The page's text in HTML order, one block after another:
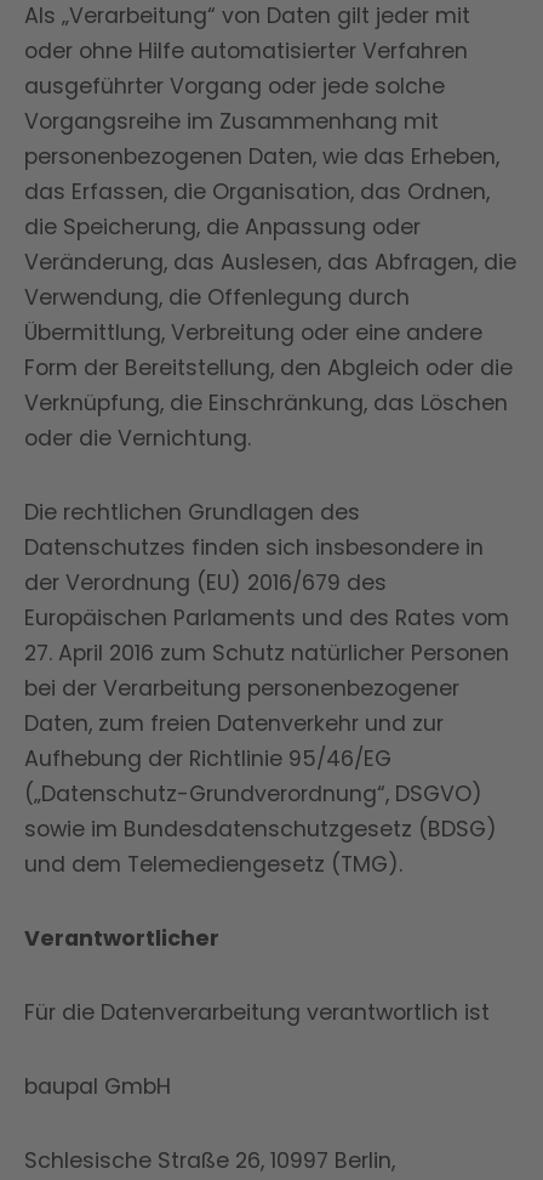
Als „Verarbeitung“ von Daten gilt jeder mit
oder ohne Hilfe automatisierter Verfahren
ausgeführter Vorgang oder jede solche
Vorgangsreihe im Zusammenhang mit
personenbezogenen Daten, wie das Erheben,
das Erfassen, die Organisation, das Ordnen,
die Speicherung, die Anpassung oder
Veränderung, das Auslesen, das Abfragen, die
Verwendung, die Offenlegung durch
Übermittlung, Verbreitung oder eine andere
Form der Bereitstellung, den Abgleich oder die
Verknüpfung, die Einschränkung, das Löschen
oder die Vernichtung.
Die rechtlichen Grundlagen des
Datenschutzes finden sich insbesondere in
der Verordnung (EU) 2016/679 des
Europäischen Parlaments und des Rates vom
27. April 2016 zum Schutz natürlicher Personen
bei der Verarbeitung personenbezogener
Daten, zum freien Datenverkehr und zur
Aufhebung der Richtlinie 95/46/EG
(„Datenschutz-Grundverordnung“, DSGVO)
sowie im Bundesdatenschutzgesetz (BDSG)
und dem Telemediengesetz (TMG).
Verantwortlicher
Für die Datenverarbeitung verantwortlich ist
baupal GmbH
Schlesische Straße 26, 10997 Berlin,